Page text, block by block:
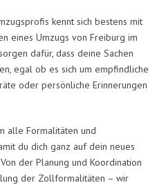
kennt sich bestens mit
eines Umzugs von Freiburg im
dafür, dass deine Sachen
egal ob es sich um empfindliche
oder persönliche Erinnerungen
alle Formalitäten und
du dich ganz auf dein neues
der Planung und Koordination
der Zollformalitäten – wir